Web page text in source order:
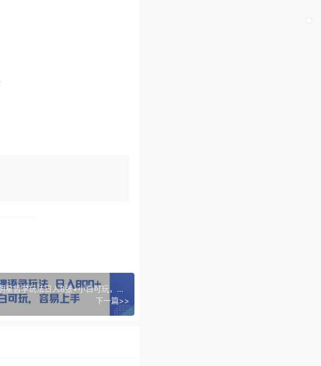
0成本短视频赛道，明星哲学玩法日入8张+小白可玩，容易上手
下一篇>>